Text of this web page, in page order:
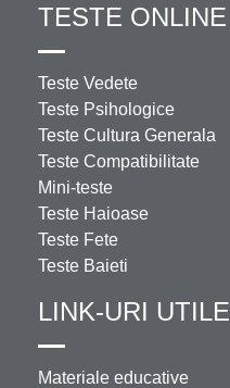
TESTE ONLINE
Teste Vedete
Teste Psihologice
Teste Cultura Generala
Teste Compatibilitate
Mini-teste
Teste Haioase
Teste Fete
Teste Baieti
LINK-URI UTILE
Materiale educative